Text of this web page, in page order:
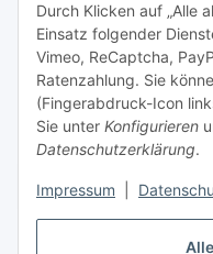
Durch Klicken auf „Alle
Einsatz folgender
Vimeo, ReCaptcha,
Ratenzahlung. Sie
(Fingerabdruck-Icon
Sie unter Konfigurieren
Datenschutzerklärung.
Impressum
Unsere Seiten
Social Media